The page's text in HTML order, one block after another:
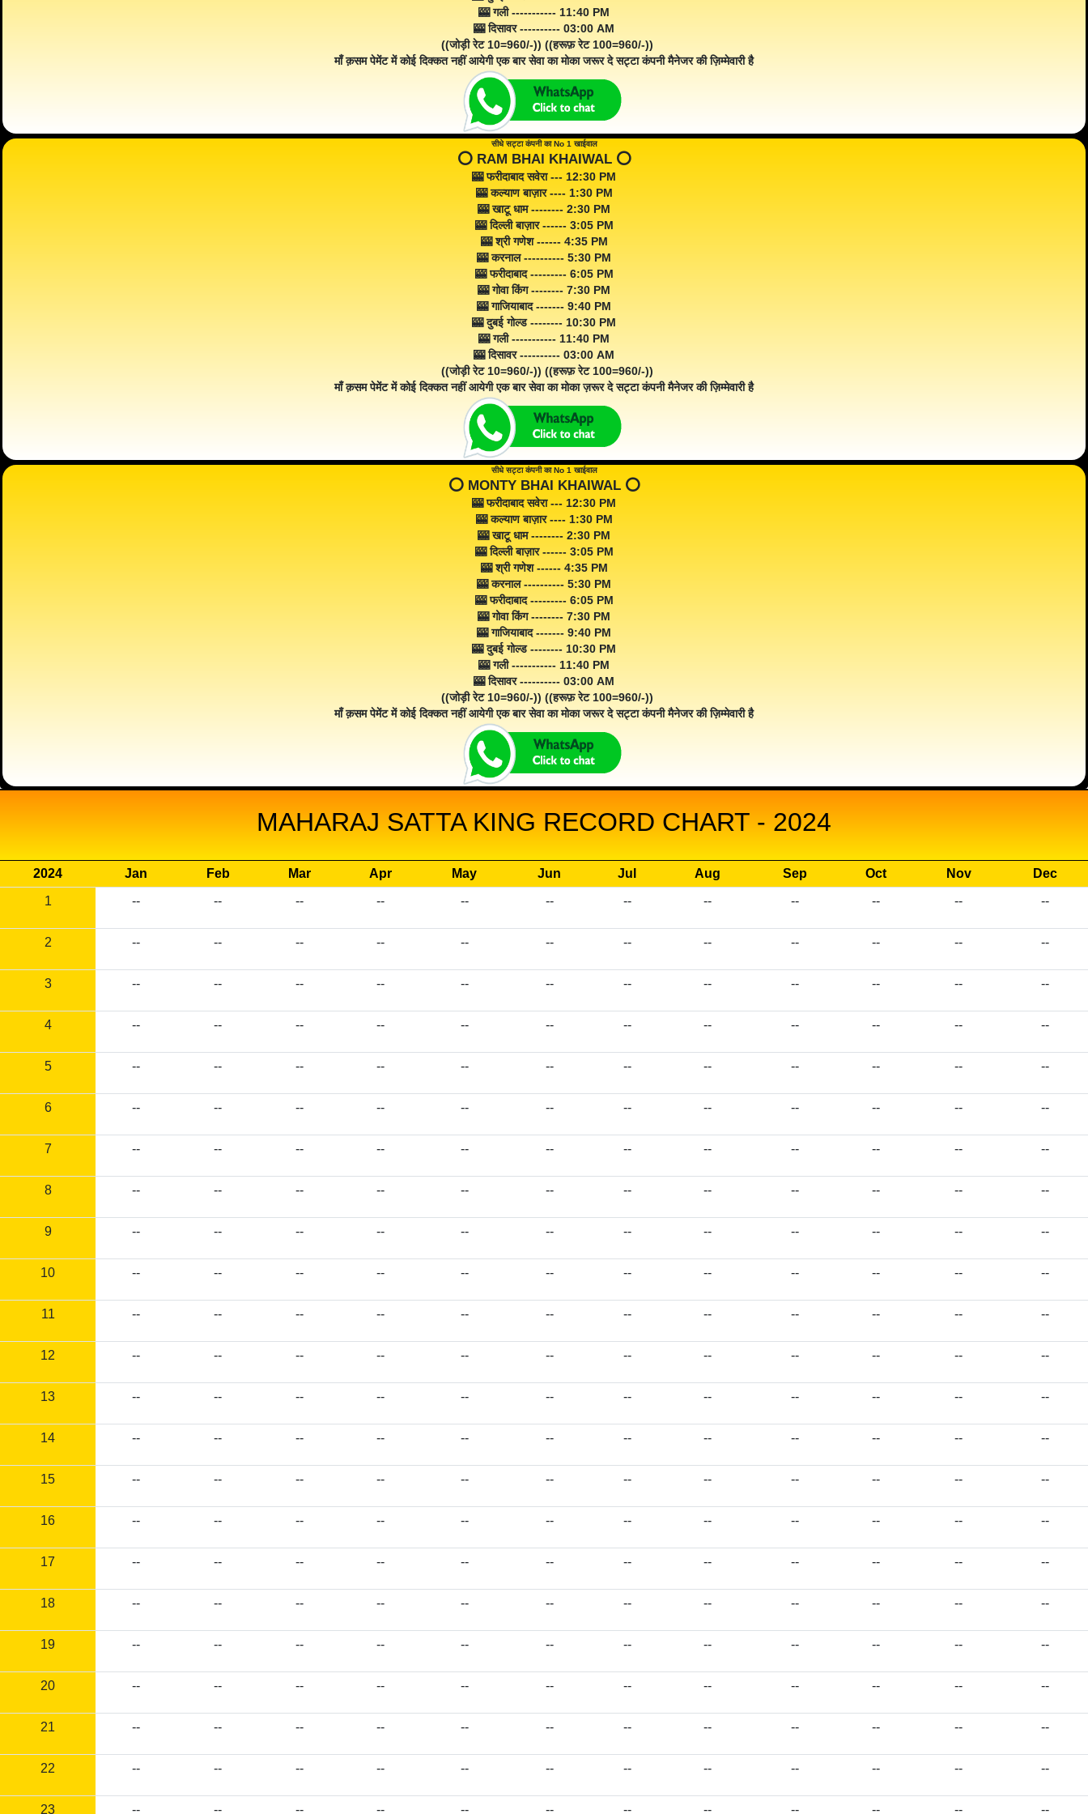
🎰 गली ----------- 11:40 PM
🎰 दिसावर ---------- 03:00 AM
((जोड़ी रेट 10=960/-)) ((हरूफ़ रेट 100=960/-))
माँ क़सम पेमेंट में कोई दिक्कत नहीं आयेगी एक बार सेवा का मोका जरूर दे सट्टा कंपनी मैनेजर की ज़िम्मेवारी है
सीधे सट्टा कंपनी का No 1 खाईवाल
⭕️ RAM BHAI KHAIWAL ⭕️
🎰 फरीदाबाद सवेरा --- 12:30 PM
🎰 कल्याण बाज़ार ---- 1:30 PM
🎰 खाटू धाम -------- 2:30 PM
🎰 दिल्ली बाज़ार ------ 3:05 PM
🎰 श्री गणेश ------ 4:35 PM
🎰 करनाल ---------- 5:30 PM
🎰 फरीदाबाद --------- 6:05 PM
🎰 गोवा किंग -------- 7:30 PM
🎰 गाजियाबाद ------- 9:40 PM
🎰 दुबई गोल्ड -------- 10:30 PM
🎰 गली ----------- 11:40 PM
🎰 दिसावर ---------- 03:00 AM
((जोड़ी रेट 10=960/-)) ((हरूफ़ रेट 100=960/-))
माँ क़सम पेमेंट में कोई दिक्कत नहीं आयेगी एक बार सेवा का मोका ज़रूर दे सट्टा कंपनी मैनेजर की ज़िम्मेवारी है
सीधे सट्टा कंपनी का No 1 खाईवाल
⭕️ MONTY BHAI KHAIWAL ⭕️
🎰 फरीदाबाद सवेरा --- 12:30 PM
🎰 कल्याण बाज़ार ---- 1:30 PM
🎰 खाटू धाम -------- 2:30 PM
🎰 दिल्ली बाज़ार ------ 3:05 PM
🎰 श्री गणेश ------ 4:35 PM
🎰 करनाल ---------- 5:30 PM
🎰 फरीदाबाद --------- 6:05 PM
🎰 गोवा किंग -------- 7:30 PM
🎰 गाजियाबाद ------- 9:40 PM
🎰 दुबई गोल्ड -------- 10:30 PM
🎰 गली ----------- 11:40 PM
🎰 दिसावर ---------- 03:00 AM
((जोड़ी रेट 10=960/-)) ((हरूफ़ रेट 100=960/-))
माँ क़सम पेमेंट में कोई दिक्कत नहीं आयेगी एक बार सेवा का मोका जरूर दे सट्टा कंपनी मैनेजर की ज़िम्मेवारी है
MAHARAJ SATTA KING RECORD CHART - 2024
2024 Jan Feb Mar Apr May Jun Jul Aug Sep Oct Nov
Dec
1
-- -- -- -- -- -- -- -- -- -- -- --
2 -- -- -- -- -- -- -- -- -- -- -- --
3 -- -- -- -- -- -- -- -- -- -- -- --
4 -- -- -- -- -- -- -- -- -- -- -- --
5 -- -- -- -- -- -- -- -- -- -- -- --
6 -- -- -- -- -- -- -- -- -- -- -- --
7 -- -- -- -- -- -- -- -- -- -- -- --
8 -- -- -- -- -- -- -- -- -- -- -- --
9 -- -- -- -- -- -- -- -- -- -- -- --
10 -- -- -- -- -- -- -- -- -- -- -- --
11 -- -- -- -- -- -- -- -- -- -- -- --
12 -- -- -- -- -- -- -- -- -- -- -- --
13 -- -- -- -- -- -- -- -- -- -- -- --
14 -- -- -- -- -- -- -- -- -- -- -- --
15 -- -- -- -- -- -- -- -- -- -- -- --
16 -- -- -- -- -- -- -- -- -- -- -- --
17 -- -- -- -- -- -- -- -- -- -- -- --
18 -- -- -- -- -- -- -- -- -- -- -- --
19 -- -- -- -- -- -- -- -- -- -- -- --
20 -- -- -- -- -- -- -- -- -- -- -- --
21 -- -- -- -- -- -- -- -- -- -- -- --
22 -- -- -- -- -- -- -- -- -- -- -- --
23 -- -- -- -- -- -- -- -- -- -- -- --